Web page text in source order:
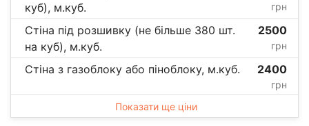
куб), м.куб.
грн
Стіна під розшивку (не більше 380 шт.
на куб), м.куб.
2500
грн
Стіна з газоблоку або піноблоку, м.куб. 2400
грн
Показати ще ціни